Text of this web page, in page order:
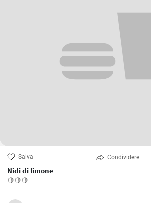
Salva Condividere
Nidi di limone
🍋🍋🍋